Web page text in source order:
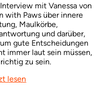
mit Vanessa von
with Paws über innere
Maulkörbe,
und darüber,
gute Entscheidungen
immer laut sein müssen,
zu sein.
lesen